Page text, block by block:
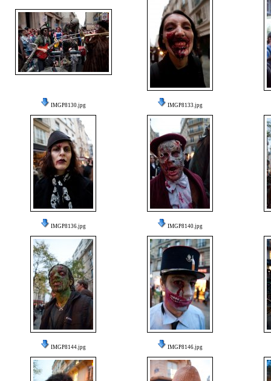
IMGP8130.jpg IMGP8133.jpg
IMGP8136.jpg IMGP8140.jpg
IMGP8144.jpg IMGP8146.jpg